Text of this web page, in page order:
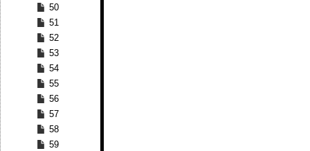
50
51
52
53
54
55
56
57
58
59